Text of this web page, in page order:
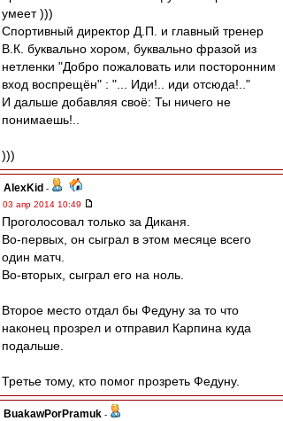
умеет )))
Спортивный директор Д.П. и главный тренер
В.К. буквально хором, буквально фразой из
нетленки "Добро пожаловать или посторонним
вход воспрещён" : "... Иди!.. иди отсюда!.."
И дальше добавляя своё: Ты ничего не
понимаешь!..
)))
AlexKid -
03 апр 2014 10:49
Проголосовал только за Диканя.
Во-первых, он сыграл в этом месяце всего
один матч.
Во-вторых, сыграл его на ноль.
Второе место отдал бы Федуну за то что
наконец прозрел и отправил Карпина куда
подальше.
Третье тому, кто помог прозреть Федуну.
BuakawPorPramuk -